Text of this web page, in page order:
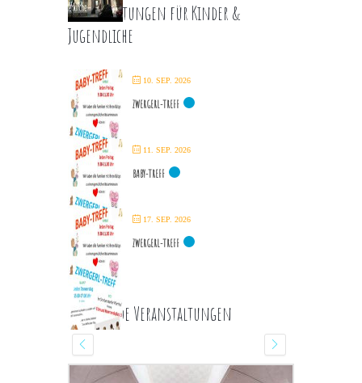
Veranstaltungen für Kinder &
Jugendliche
10. SEP. 2026
ZWERGERL-TREFF
11. SEP. 2026
BABY-TREFF
17. SEP. 2026
ZWERGERL-TREFF
Kommende Veranstaltungen